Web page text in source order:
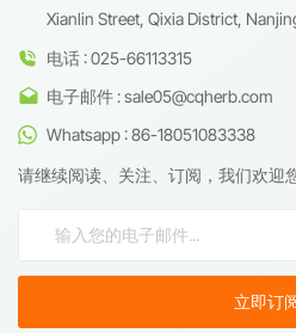
Xianlin Street, Qixia District,
电话 : 025-66113315
电子邮件 : sale05@cqherb.com
Whatsapp : 86-18051083338
请继续阅读、关注、订阅，我们欢迎